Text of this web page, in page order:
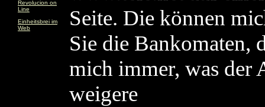
Revolucion on
Line
Einheitsbrei im
Web
Seite. Die können
Sie die Bankomaten,
mich immer, was der
weigere